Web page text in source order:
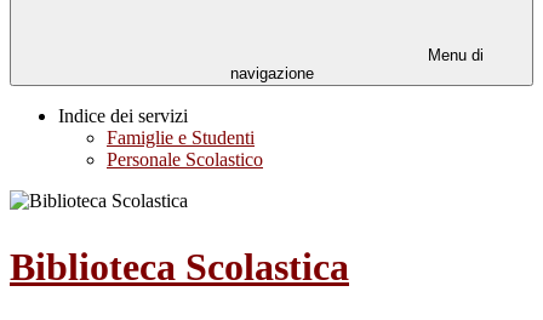
Menu di
navigazione
Indice dei servizi
Famiglie e Studenti
Personale Scolastico
Biblioteca Scolastica